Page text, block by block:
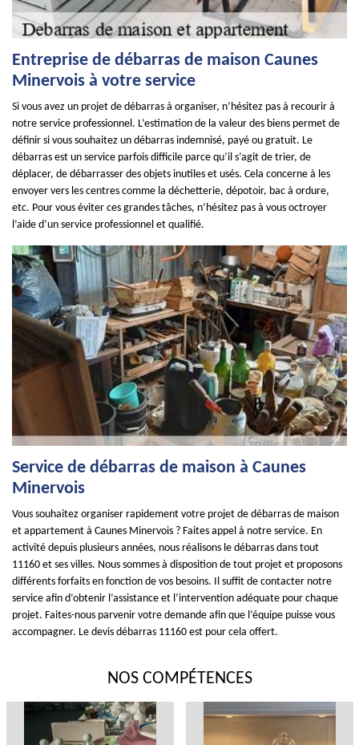
Entreprise de débarras de maison Caunes
Minervois à votre service
Si vous avez un projet de débarras à organiser, n’hésitez pas à recourir à
notre service professionnel. L’estimation de la valeur des biens permet de
définir si vous souhaitez un débarras indemnisé, payé ou gratuit. Le
débarras est un service parfois difficile parce qu’il s’agit de trier, de
déplacer, de débarrasser des objets inutiles et usés. Cela concerne à les
envoyer vers les centres comme la déchetterie, dépotoir, bac à ordure,
etc. Pour vous éviter ces grandes tâches, n’hésitez pas à vous octroyer
l’aide d’un service professionnel et qualifié.
Service de débarras de maison à Caunes
Minervois
Vous souhaitez organiser rapidement votre projet de débarras de maison
et appartement à Caunes Minervois ? Faites appel à notre service. En
activité depuis plusieurs années, nous réalisons le débarras dans tout
11160 et ses villes. Nous sommes à disposition de tout projet et proposons
différents forfaits en fonction de vos besoins. Il suffit de contacter notre
service afin d’obtenir l’assistance et l’intervention adéquate pour chaque
projet. Faites-nous parvenir votre demande afin que l’équipe puisse vous
accompagner. Le devis débarras 11160 est pour cela offert.
NOS COMPÉTENCES